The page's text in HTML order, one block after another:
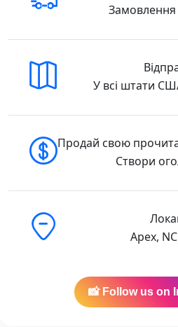
У всі штати
Продай свою
Створи
Apex,
📸 Follow us on